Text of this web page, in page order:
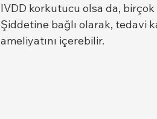
IVDD korkutucu olsa da,
Şiddetine bağlı olarak, tedavi
ameliyatını içerebilir.